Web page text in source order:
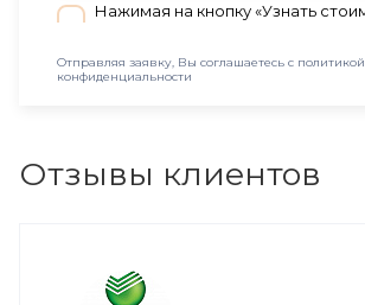
Нажимая на кнопку «Узнать стоимость», я даю согласие на обработку
Отправляя заявку, Вы соглашаетесь с политикой
конфиденциальности
Отзывы клиентов